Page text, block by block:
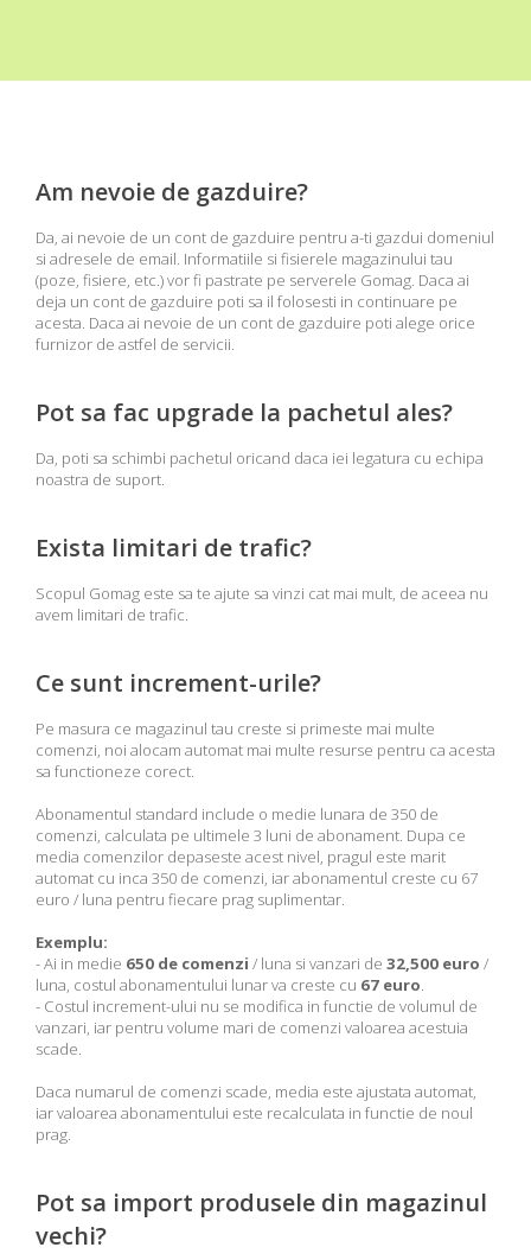
Am nevoie de gazduire?
Da, ai nevoie de un cont de gazduire pentru a-ti gazdui domeniul
si adresele de email. Informatiile si fisierele magazinului tau
(poze, fisiere, etc.) vor fi pastrate pe serverele Gomag. Daca ai
deja un cont de gazduire poti sa il folosesti in continuare pe
acesta. Daca ai nevoie de un cont de gazduire poti alege orice
furnizor de astfel de servicii.
Pot sa fac upgrade la pachetul ales?
Da, poti sa schimbi pachetul oricand daca iei legatura cu echipa
noastra de suport.
Exista limitari de trafic?
Scopul Gomag este sa te ajute sa vinzi cat mai mult, de aceea nu
avem limitari de trafic.
Ce sunt increment-urile?
Pe masura ce magazinul tau creste si primeste mai multe
comenzi, noi alocam automat mai multe resurse pentru ca acesta
sa functioneze corect.
Abonamentul standard include o medie lunara de 350 de
comenzi, calculata pe ultimele 3 luni de abonament. Dupa ce
media comenzilor depaseste acest nivel, pragul este marit
automat cu inca 350 de comenzi, iar abonamentul creste cu 67
euro / luna pentru fiecare prag suplimentar.
Exemplu:
- Ai in medie 650 de comenzi / luna si vanzari de 32,500 euro /
luna, costul abonamentului lunar va creste cu 67 euro
- Costul increment-ului nu se modifica in functie de volumul de
vanzari, iar pentru volume mari de comenzi valoarea acestuia
scade.
Daca numarul de comenzi scade, media este ajustata automat,
iar valoarea abonamentului este recalculata in functie de noul
prag.
Pot sa import produsele din magazinul
vechi?